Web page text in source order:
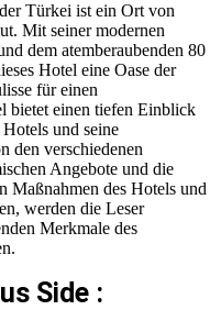
Türkei ist ein Ort von
Mit seiner modernen
dem atemberaubenden 80
Hotel eine Oase der
für einen
bietet einen tiefen Einblick
und seine
den verschiedenen
Angebote und die
Maßnahmen des Hotels und
werden die Leser
Merkmale des
Side :